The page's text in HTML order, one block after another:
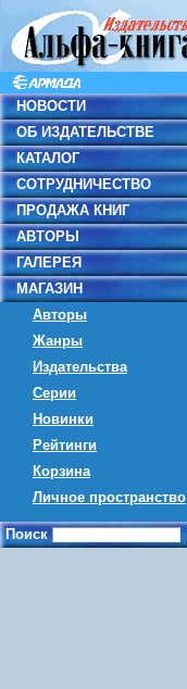
НОВОСТИ
ОБ ИЗДАТЕЛЬСТВЕ
КАТАЛОГ
СОТРУДНИЧЕСТВО
ПРОДАЖА КНИГ
АВТОРЫ
ГАЛЕРЕЯ
МАГАЗИН
Авторы
Жанры
Издательства
Серии
Новинки
Рейтинги
Корзина
Личное пространство
Поиск